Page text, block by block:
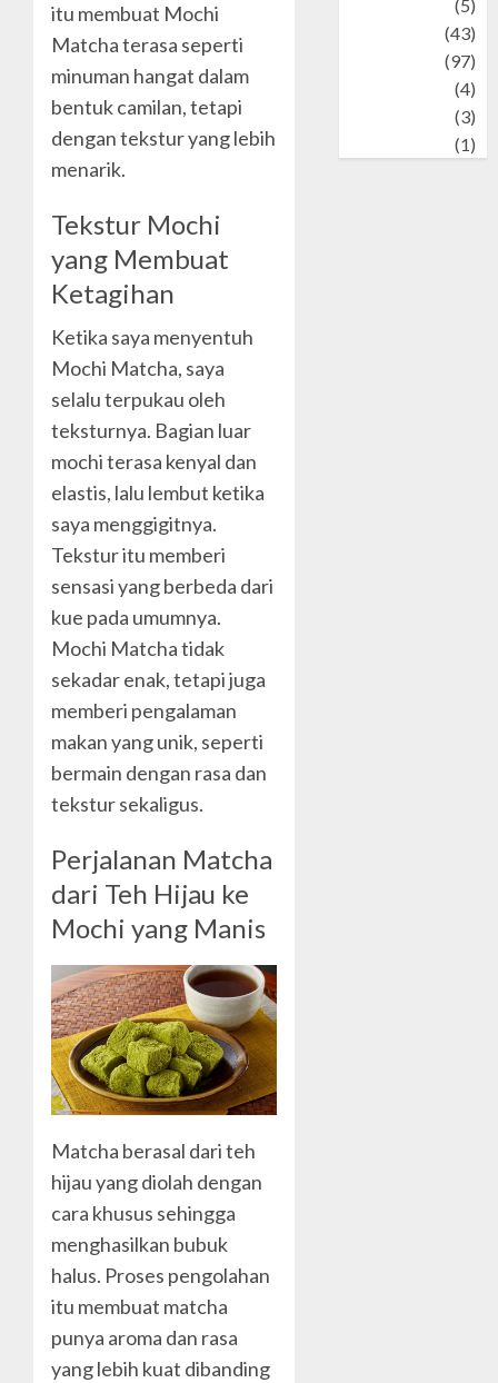
itu membuat Mochi
Matcha terasa seperti
minuman hangat dalam
bentuk camilan, tetapi
dengan tekstur yang lebih
menarik.
Tekstur Mochi
yang Membuat
Ketagihan
Ketika saya menyentuh
Mochi Matcha, saya
selalu terpukau oleh
teksturnya. Bagian luar
mochi terasa kenyal dan
elastis, lalu lembut ketika
saya menggigitnya.
Tekstur itu memberi
sensasi yang berbeda dari
kue pada umumnya.
Mochi Matcha tidak
sekadar enak, tetapi juga
memberi pengalaman
makan yang unik, seperti
bermain dengan rasa dan
tekstur sekaligus.
Perjalanan Matcha
dari Teh Hijau ke
Mochi yang Manis
Matcha berasal dari teh
hijau yang diolah dengan
cara khusus sehingga
menghasilkan bubuk
halus. Proses pengolahan
itu membuat matcha
punya aroma dan rasa
yang lebih kuat dibanding
(5)
(43)
(97)
(4)
(3)
(1)